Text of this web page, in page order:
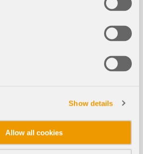
Show details
Allow all cookies
de dados de conhe